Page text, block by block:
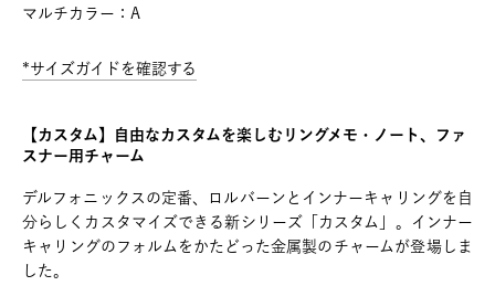
マルチカラー：A
*サイズガイドを確認する
【カスタム】自由なカスタムを楽しむリングメモ・ノート、ファ
スナー用チャーム
デルフォニックスの定番、ロルバーンとインナーキャリングを自
分らしくカスタマイズできる新シリーズ「カスタム」。インナー
キャリングのフォルムをかたどった金属製のチャームが登場しま
した。